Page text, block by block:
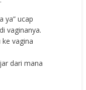
ya” ucap
vaginanya.
vagina
dari mana